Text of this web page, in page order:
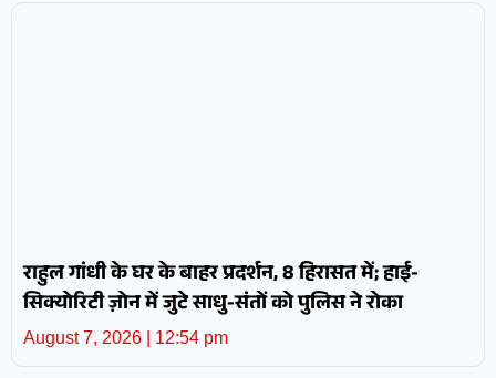
राहुल गांधी के घर के बाहर प्रदर्शन, 8 हिरासत में; हाई-
सिक्योरिटी ज़ोन में जुटे साधु-संतों को पुलिस ने रोका
August 7, 2026 12:54 pm